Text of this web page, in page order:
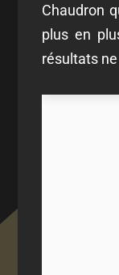
Chaudron
plus en
résultats